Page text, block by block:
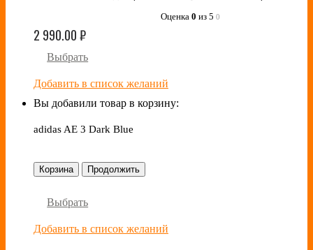
Оценка 0 из 5 0
2 990.00₽
Выбрать
Добавить в список желаний
Вы добавили товар в корзину:
adidas AE 3 Dark Blue
Корзина Продолжить
Выбрать
Добавить в список желаний